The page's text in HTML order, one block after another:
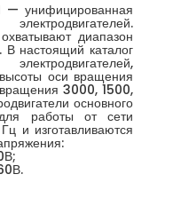
— унифицированная
диапазон
настоящий каталог
оси вращения
3000, 1500,
основного
работы от сети
и изготавливаются